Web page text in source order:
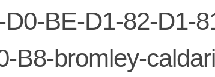
BE-D1-82-D1-
B8-bromley-